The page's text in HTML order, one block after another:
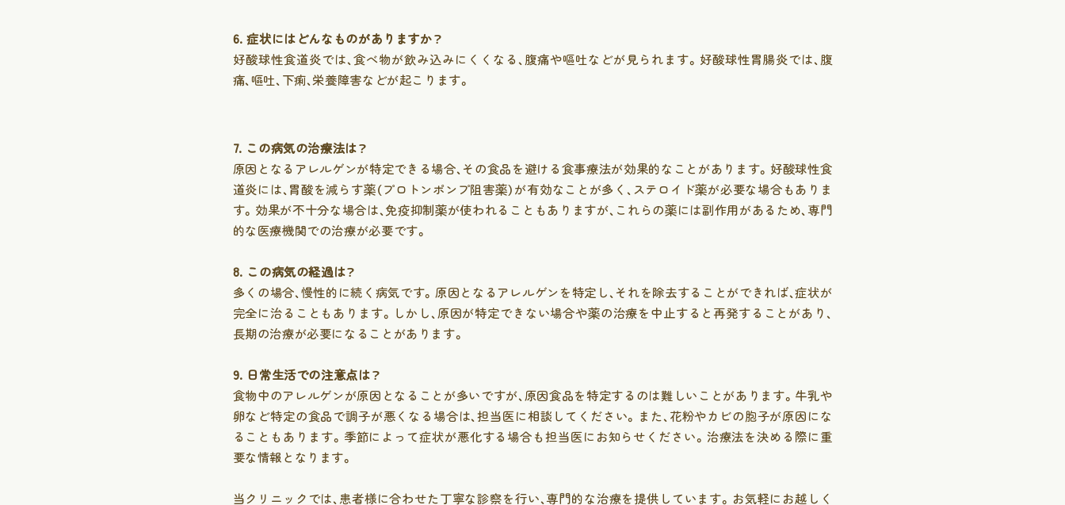
当院について
診療時間
初診の方へ
症状・疾患から探す
お知らせ
採用情報
診療案内
胃カメラ
大腸カメラ
睡眠時無呼吸症候群
6. 症状にはどんなものがありますか？
好酸球性食道炎では、食べ物が飲み込みにくくなる、腹痛や嘔吐などが見られます。好酸球性胃腸炎では、腹
痛、嘔吐、下痢、栄養障害などが起こります。
7. この病気の治療法は？
原因となるアレルゲンが特定できる場合、その食品を避ける食事療法が効果的なことがあります。好酸球性食
道炎には、胃酸を減らす薬（プロトンポンプ阻害薬）が有効なことが多く、ステロイド薬が必要な場合もありま
す。効果が不十分な場合は、免疫抑制薬が使われることもありますが、これらの薬には副作用があるため、専門
的な医療機関での治療が必要です。
8. この病気の経過は？
多くの場合、慢性的に続く病気です。原因となるアレルゲンを特定し、それを除去することができれば、症状が
完全に治ることもあります。しかし、原因が特定できない場合や薬の治療を中止すると再発することがあり、
長期の治療が必要になることがあります。
9. 日常生活での注意点は？
食物中のアレルゲンが原因となることが多いですが、原因食品を特定するのは難しいことがあります。牛乳や
卵など特定の食品で調子が悪くなる場合は、担当医に相談してください。また、花粉やカビの胞子が原因にな
ることもあります。季節によって症状が悪化する場合も担当医にお知らせください。治療法を決める際に重
要な情報となります。
当クリニックでは、患者様に合わせた丁寧な診察を行い、専門的な治療を提供しています。お気軽にお越しく